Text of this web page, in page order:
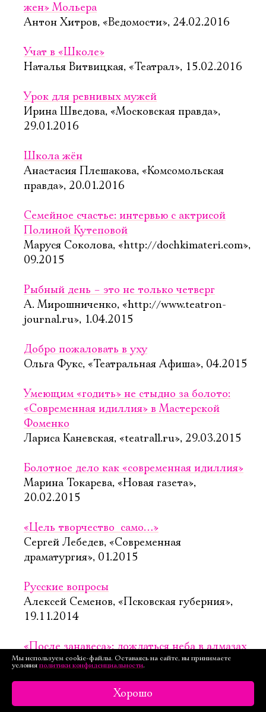
жен» Мольера
Антон Хитров, «Ведомости», 24.02.2016
Учат в «Школе»
Наталья Витвицкая, «Театрал», 15.02.2016
Урок для ревнивых мужей
Ирина Шведова, «Московская правда»,
29.01.2016
Школа жён
Анастасия Плешакова, «Комсомольская
правда», 20.01.2016
Семейное счастье: интервью с актрисой
Полиной Кутеповой
Маруся Соколова, «http://dochkimateri.com»,
09.2015
Рыбный день – это не только четверг
А. Мирошниченко, «http://www.teatron-
journal.ru», 1.04.2015
Добро пожаловать в уху
Ольга Фукс, «Театральная Афиша», 04.2015
Умеющим «годить» не стыдно за болото:
«Современная идиллия» в Мастерской
Фоменко
Лариса Каневская, «teatrall.ru», 29.03.2015
Болотное дело как «современная идиллия»
Марина Токарева, «Новая газета»,
20.02.2015
«Цель творчество  само…»
Сергей Лебедев, «Современная
драматургия», 01.2015
Русские вопросы
Алексей Семенов, «Псковская губерния»,
19.11.2014
«После занавеса»: дождаться неба в алмазах
Анна Балуева, «Комсомольская правда»,
Все начинается в фойе
Мы используем cookie-файлы. Оставаясь на сайте, вы принимаете
условия политики конфиденциальности.
Хорошо